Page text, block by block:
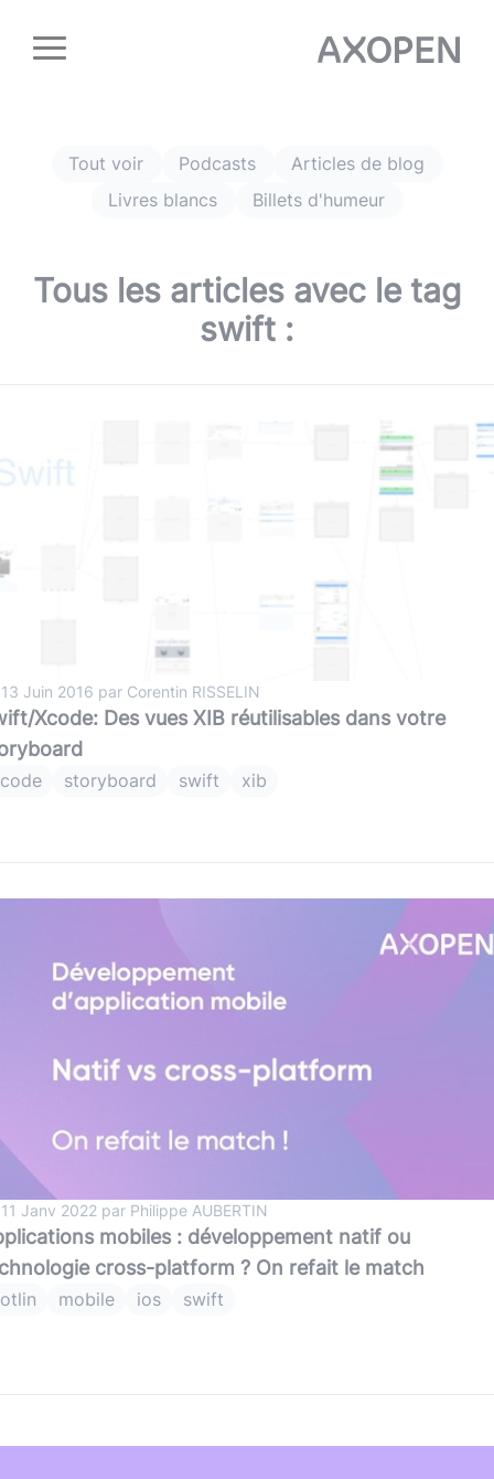
Tout voir Podcasts
Articles de blog
Livres blancs
Billets d'humeur
Tous les articles avec le tag
swift :
Juin 2016 par Corentin RISSELIN
Xcode: Des vues XIB réutilisables dans votre
storyboard swift xib
Janv 2022 par Philippe AUBERTIN
mobiles : développement natif ou
cross-platform ? On refait le match
mobile ios swift